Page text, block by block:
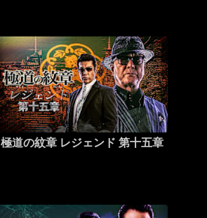
極道の紋章 レジェンド 第十五章